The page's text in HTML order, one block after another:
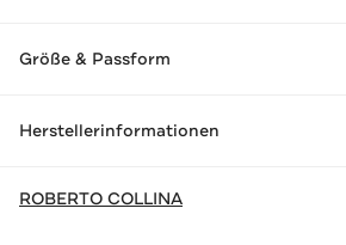
Größe & Passform
Herstellerinformationen
ROBERTO COLLINA